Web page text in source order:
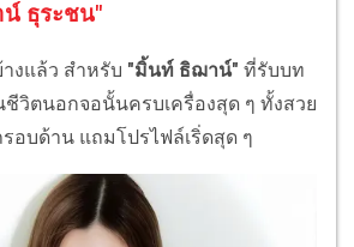
ธุระชน"
งแล้ว สำหรับ "มิ้นท์ ธิฌาน์" ที่รับบท
ชีวิตนอกจอนั้นครบเครื่องสุด ๆ ทั้งสวย
อบด้าน แถมโปรไฟล์เริ่ดสุด ๆ